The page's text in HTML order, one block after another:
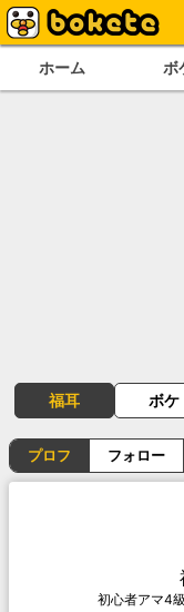
ホーム ボ
福耳 ボケ
プロフ フォロー
初心者アマ4